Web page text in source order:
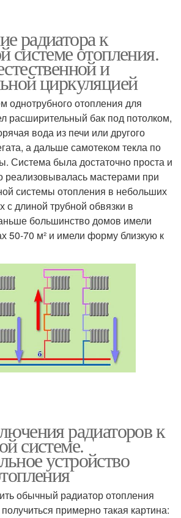
радиатора к
системе отопления.
и
циркуляцией
однотрубного отопления для
расширительный бак под потолком,
вода из печи или другого
а дальше самотеком текла по
Система была достаточно проста и
реализовывалась мастерами при
системы отопления в небольших
длиной трубной обвязки в
большинство домов имели
50-70 м² и имели форму близкую к
радиаторов к
системе.
устройство
обычный радиатор отопления
примерно такая картина: